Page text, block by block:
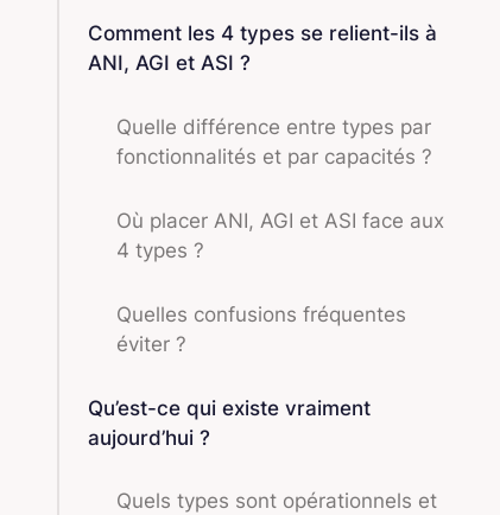
Comment les 4 types se relient-ils à
ANI, AGI et ASI ?
Quelle différence entre types par
fonctionnalités et par capacités ?
Où placer ANI, AGI et ASI face aux
4 types ?
Quelles confusions fréquentes
éviter ?
Qu’est-ce qui existe vraiment
aujourd’hui ?
Quels types sont opérationnels et